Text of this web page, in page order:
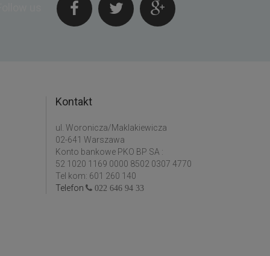
Kontakt
ul. Woronicza/Maklakiewicza
02-641 Warszawa
Konto bankowe PKO BP SA :
52 1020 1169 0000 8502 0307 4770
Tel kom: 601 260 140
Telefon
022 646 94 33